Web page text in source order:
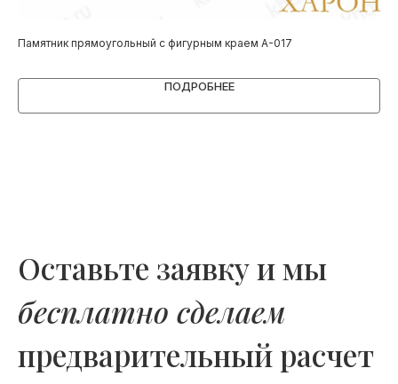
Памятник прямоугольный с фигурным краем А-017
ПОДРОБНЕЕ
Оставьте заявку и мы
бесплатно сделаем
предварительный расчет